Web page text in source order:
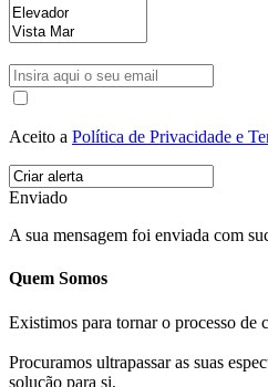
Aceito a Política de Privacidade e
Enviado
A sua mensagem foi enviada com
Quem Somos
Existimos para tornar o processo de
Procuramos ultrapassar as suas
solução para si.